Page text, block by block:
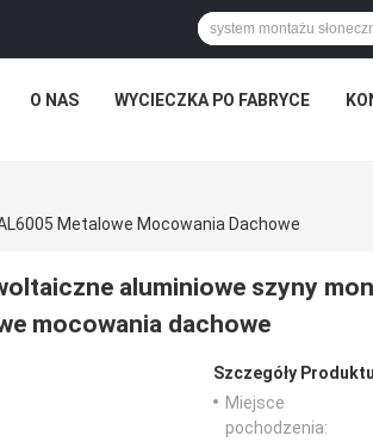
O NAS WYCIECZKA PO FABRYCE
Metalowe Mocowania Dachowe
aluminiowe szyny
mocowania dachowe
Szczegóły
Miejsce
pochodzenia: